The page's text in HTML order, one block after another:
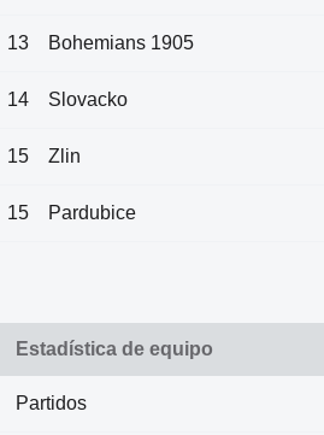
13 Bohemians 1905
14 Slovacko
15 Zlin
15 Pardubice
Estadística de equipo
Partidos